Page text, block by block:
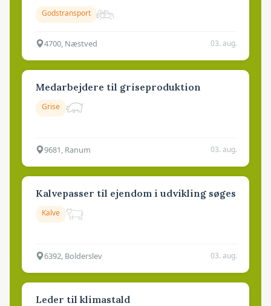
Godstransport
4700, Næstved 03. aug.
Medarbejdere til griseproduktion
Grise
9681, Ranum 03. aug.
Kalvepasser til ejendom i udvikling søges
Kalve
6392, Bolderslev 03. aug.
Leder til klimastald